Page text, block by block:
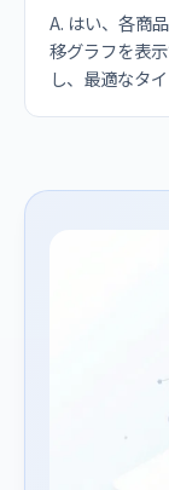
A. はい、各商
移グラフを表
し、最適なタ